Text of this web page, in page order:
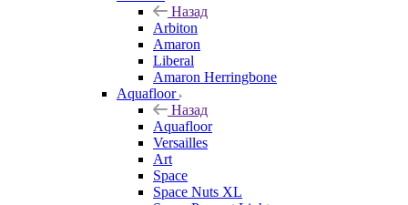
Назад
Arbiton
Amaron
Liberal
Amaron Herringbone
Aquafloor
Назад
Aquafloor
Versailles
Art
Space
Space Nuts XL